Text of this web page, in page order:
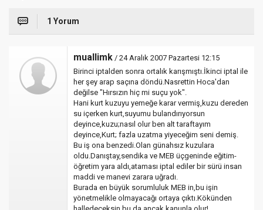
1 Yorum
muallimk / 24 Aralık 2007 Pazartesi 12:15
Birinci iptalden sonra ortalık karışmıştı.İkinci iptal ile
her şey arap saçına döndü.Nasrettin Hoca'dan
değilse "Hırsızın hiç mi suçu yok".
Hani kurt kuzuyu yemeğe karar vermiş,kuzu dereden
su içerken kurt,suyumu bulandırıyorsun
deyince,kuzu;nasıl olur ben alt taraftayım
deyince,Kurt; fazla uzatma yiyeceğim seni demiş.
Bu iş ona benzedi.Olan günahsız kuzulara
oldu.Danıştay,sendika ve MEB üçgeninde eğitim-
öğretim yara aldı,ataması iptal ediler bir sürü insan
maddi ve manevi zarara uğradı.
Burada en büyük sorumluluk MEB in,bu işin
yönetmelikle olmayacağı ortaya çıktı.Kökünden